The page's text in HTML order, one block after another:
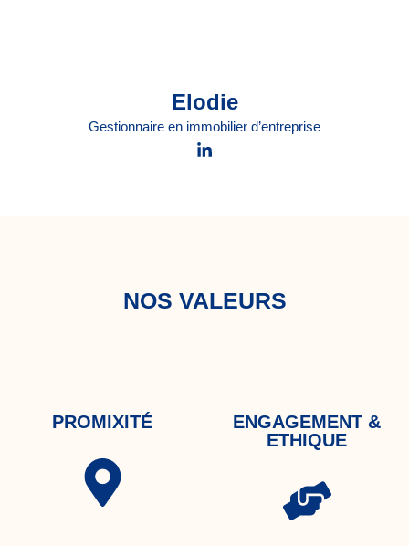
Elodie
Gestionnaire en immobilier d’entreprise
NOS VALEURS
PROMIXITÉ
ENGAGEMENT &
ETHIQUE